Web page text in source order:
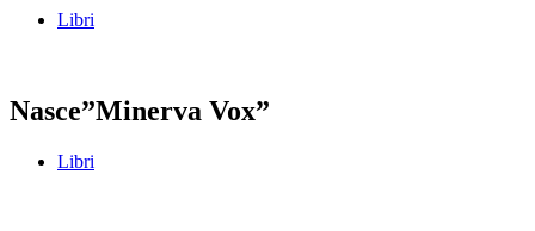
Libri
Nasce”Minerva Vox”
Libri